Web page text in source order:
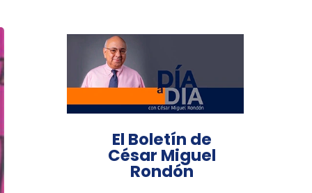
El Boletín de
César Miguel
Rondón